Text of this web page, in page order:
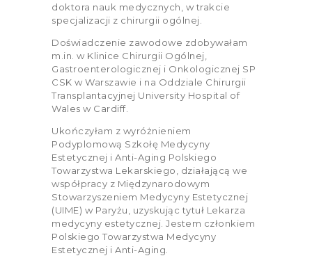
doktora nauk medycznych, w trakcie
specjalizacji z chirurgii ogólnej.
Doświadczenie zawodowe zdobywałam
m.in. w Klinice Chirurgii Ogólnej,
Gastroenterologicznej i Onkologicznej SP
CSK w Warszawie i na Oddziale Chirurgii
Transplantacyjnej University Hospital of
Wales w Cardiff.
Ukończyłam z wyróżnieniem
Podyplomową Szkołę Medycyny
Estetycznej i Anti-Aging Polskiego
Towarzystwa Lekarskiego, działającą we
współpracy z Międzynarodowym
Stowarzyszeniem Medycyny Estetycznej
(UIME) w Paryżu, uzyskując tytuł Lekarza
medycyny estetycznej. Jestem członkiem
Polskiego Towarzystwa Medycyny
Estetycznej i Anti-Aging.